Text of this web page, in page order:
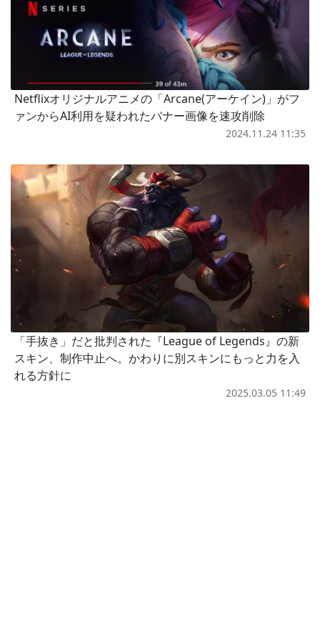
Netflixオリジナルアニメの「Arcane(アーケイン)」がフ
ァンからAI利用を疑われたバナー画像を速攻削除
2024.11.24 11:35
「手抜き」だと批判された『League of Legends』の新
スキン、制作中止へ。かわりに別スキンにもっと力を入
れる方針に
2025.03.05 11:49